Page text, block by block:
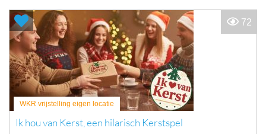
WKR vrijstelling eigen locatie
Ik hou van Kerst, een hilarisch Kerstspel
72